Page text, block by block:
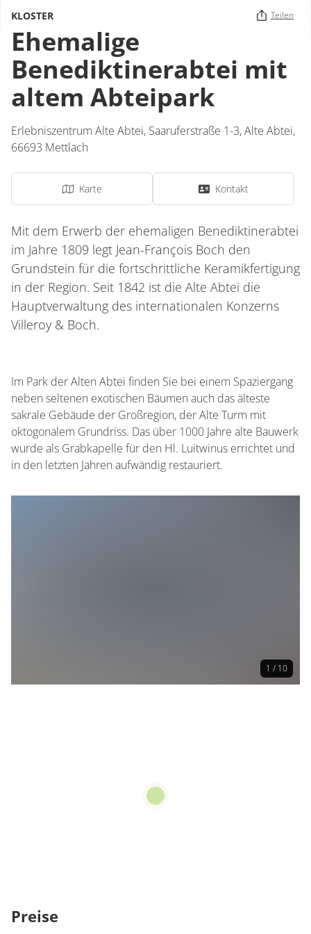
KLOSTER Teilen
Ehemalige
Benediktinerabtei mit
altem Abteipark
Erlebniszentrum Alte Abtei, Saaruferstraße 1-3, Alte Abtei,
66693 Mettlach
Karte Kontakt
Mit dem Erwerb der ehemaligen Benediktinerabtei
im Jahre 1809 legt Jean-François Boch den
Grundstein für die fortschrittliche Keramikfertigung
in der Region. Seit 1842 ist die Alte Abtei die
Hauptverwaltung des internationalen Konzerns
Villeroy & Boch.
Im Park der Alten Abtei finden Sie bei einem Spaziergang
neben seltenen exotischen Bäumen auch das älteste
sakrale Gebäude der Großregion, der Alte Turm mit
oktogonalem Grundriss. Das über 1000 Jahre alte Bauwerk
wurde als Grabkapelle für den Hl. Luitwinus errichtet und
in den letzten Jahren aufwändig restauriert.
1 / 10
Preise